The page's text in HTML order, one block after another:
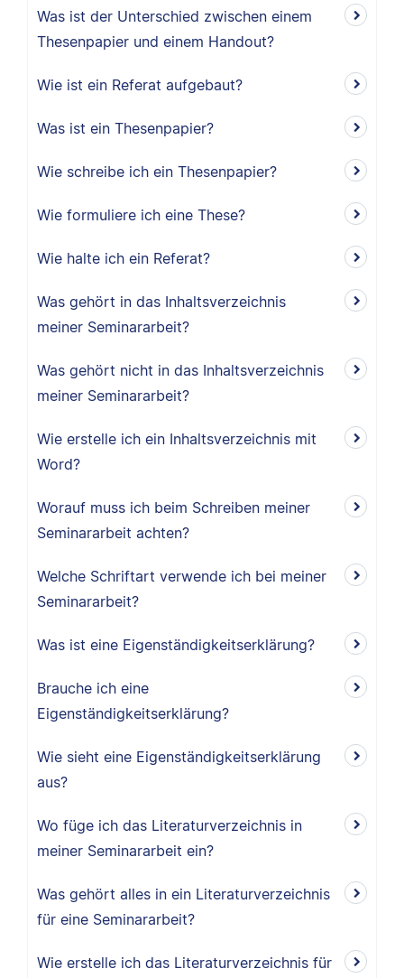
Was ist der Unterschied zwischen einem
Thesenpapier und einem Handout?
Wie ist ein Referat aufgebaut?
Was ist ein Thesenpapier?
Wie schreibe ich ein Thesenpapier?
Wie formuliere ich eine These?
Wie halte ich ein Referat?
Was gehört in das Inhaltsverzeichnis
meiner Seminararbeit?
Was gehört nicht in das Inhaltsverzeichnis
meiner Seminararbeit?
Wie erstelle ich ein Inhaltsverzeichnis mit
Word?
Worauf muss ich beim Schreiben meiner
Seminararbeit achten?
Welche Schriftart verwende ich bei meiner
Seminararbeit?
Was ist eine Eigenständigkeitserklärung?
Brauche ich eine
Eigenständigkeitserklärung?
Wie sieht eine Eigenständigkeitserklärung
aus?
Wo füge ich das Literaturverzeichnis in
meiner Seminararbeit ein?
Was gehört alles in ein Literaturverzeichnis
für eine Seminararbeit?
Wie erstelle ich das Literaturverzeichnis für